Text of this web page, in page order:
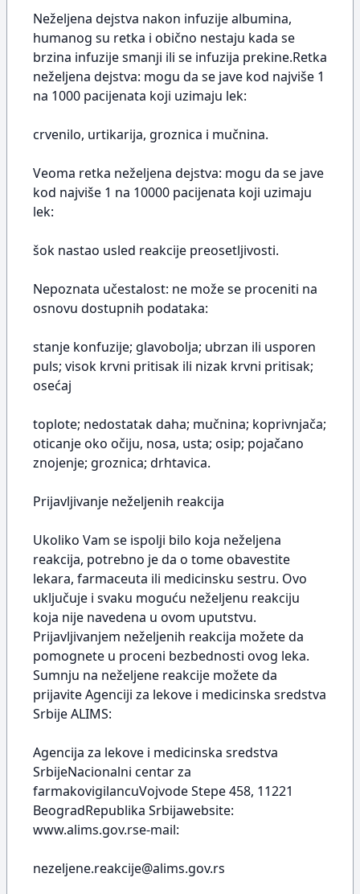
Neželjena dejstva nakon infuzije albumina,
humanog su retka i obično nestaju kada se
brzina infuzije smanji ili se infuzija prekine.Retka
neželjena dejstva: mogu da se jave kod najviše 1
na 1000 pacijenata koji uzimaju lek:
crvenilo, urtikarija, groznica i mučnina.
Veoma retka neželjena dejstva: mogu da se jave
kod najviše 1 na 10000 pacijenata koji uzimaju
lek:
šok nastao usled reakcije preosetljivosti.
Nepoznata učestalost: ne može se proceniti na
osnovu dostupnih podataka:
stanje konfuzije; glavobolja; ubrzan ili usporen
puls; visok krvni pritisak ili nizak krvni pritisak;
osećaj
toplote; nedostatak daha; mučnina; koprivnjača;
oticanje oko očiju, nosa, usta; osip; pojačano
znojenje; groznica; drhtavica.
Prijavljivanje neželjenih reakcija
Ukoliko Vam se ispolji bilo koja neželjena
reakcija, potrebno je da o tome obavestite
lekara, farmaceuta ili medicinsku sestru. Ovo
uključuje i svaku moguću neželjenu reakciju
koja nije navedena u ovom uputstvu.
Prijavljivanjem neželjenih reakcija možete da
pomognete u proceni bezbednosti ovog leka.
Sumnju na neželjene reakcije možete da
prijavite Agenciji za lekove i medicinska sredstva
Srbije ALIMS:
Agencija za lekove i medicinska sredstva
SrbijeNacionalni centar za
farmakovigilancuVojvode Stepe 458, 11221
BeogradRepublika Srbijawebsite:
www.alims.gov.rse-mail:
nezeljene.reakcije@alims.gov.rs